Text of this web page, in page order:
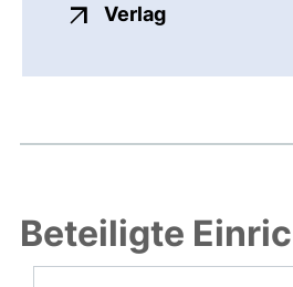
Verlagexterner
Beteiligte